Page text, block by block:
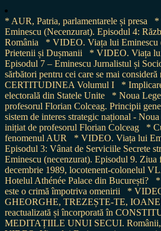
* AUR, Patria, parlamentarele și presa
*
Eminescu (Necenzurat). Episodul 4:
România
* VIDEO. Viața lui Eminescu
Prietenii și Dușmanii
* VIDEO. Viața
Episodul 7 – Eminescu Jurnalistul și
sărbători pentru cei care se mai
CERTITUDINEA Volumul I
*
electorală din Statele Unite
* Noua
profesorul Florian Colceag. Principii
sistem de interes strategic național -
inițiat de profesorul Florian Colceag
*
fenomenul AUR
* VIDEO. Viața lui
Episodul 3: Vânat de Serviciile Secrete
Eminescu (necenzurat). Episodul 9. Ziua
decembrie 1989, locotenent-colonelul
Hotelul Athénée Palace din București?
este o crimă împotriva omenirii
*
GHEORGHE, TREZEȘTE-TE,
reactualizată și încorporată în
MEDITAȚIILE UNUI SECUI. Românii,